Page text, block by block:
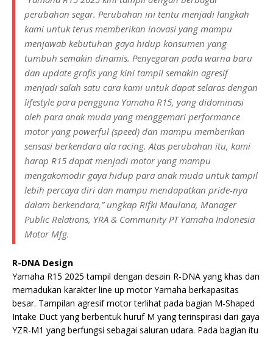
perubahan segar. Perubahan ini tentu menjadi langkah
kami untuk terus memberikan inovasi yang mampu
menjawab kebutuhan gaya hidup konsumen yang
tumbuh semakin dinamis. Penyegaran pada warna baru
dan update grafis yang kini tampil semakin agresif
menjadi salah satu cara kami untuk dapat selaras dengan
lifestyle para pengguna Yamaha R15, yang didominasi
oleh para anak muda yang menggemari performance
motor yang powerful (speed) dan mampu memberikan
sensasi berkendara ala racing. Atas perubahan itu, kami
harap R15 dapat menjadi motor yang mampu
mengakomodir gaya hidup para anak muda untuk tampil
lebih percaya diri dan mampu mendapatkan pride-nya
dalam berkendara,” ungkap Rifki Maulana, Manager
Public Relations, YRA & Community PT Yamaha Indonesia
Motor Mfg.
R-DNA Design
Yamaha R15 2025 tampil dengan desain R-DNA yang khas dan
memadukan karakter line up motor Yamaha berkapasitas
besar. Tampilan agresif motor terlihat pada bagian M-Shaped
Intake Duct yang berbentuk huruf M yang terinspirasi dari gaya
YZR-M1 yang berfungsi sebagai saluran udara. Pada bagian itu